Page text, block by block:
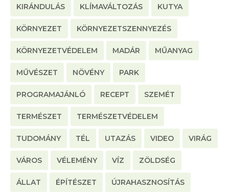
KIRÁNDULÁS KLÍMAVÁLTOZÁS KUTYA
KÖRNYEZET KÖRNYEZETSZENNYEZÉS
KÖRNYEZETVÉDELEM MADÁR MŰANYAG
MŰVÉSZET NÖVÉNY PARK
PROGRAMAJÁNLÓ RECEPT SZEMÉT
TERMÉSZET TERMÉSZETVÉDELEM
TUDOMÁNY TÉL UTAZÁS VIDEO VIRÁG
VÁROS VÉLEMÉNY VÍZ ZÖLDSÉG
ÁLLAT ÉPÍTÉSZET ÚJRAHASZNOSÍTÁS